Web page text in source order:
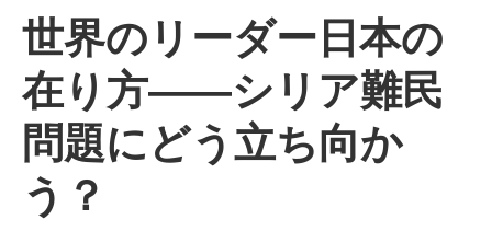
世界のリーダー日本の
在り方――シリア難民
問題にどう立ち向か
う？